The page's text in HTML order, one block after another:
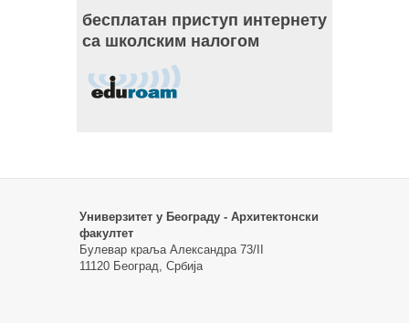
бесплатан приступ интернету
са школским налогом
Универзитет у Београду - Архитектонски
факултет
Булевар краља Александра 73/II
11120 Београд, Србија